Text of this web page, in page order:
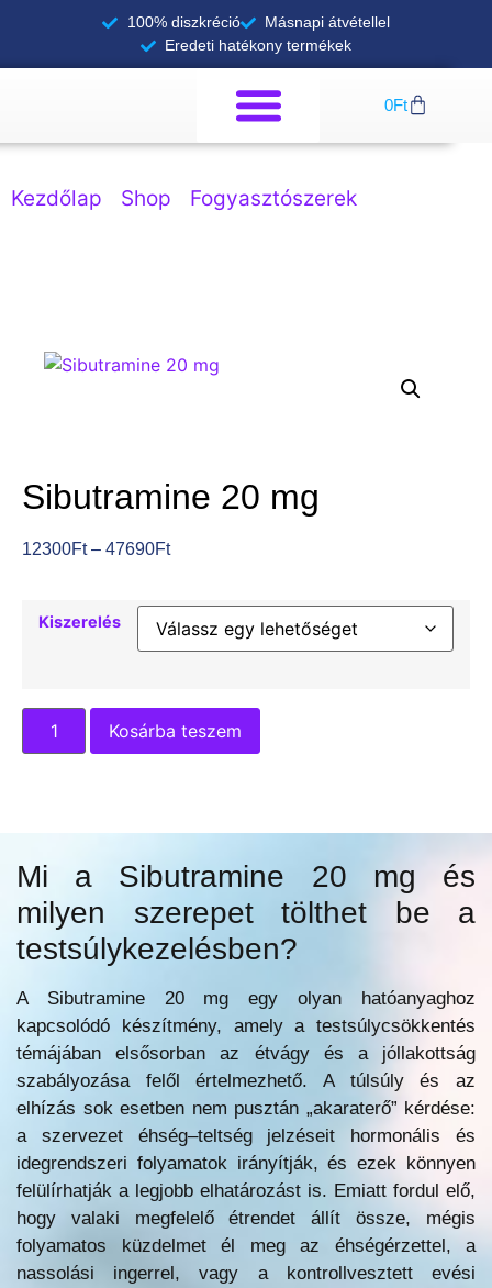
100% diszkréció
Másnapi átvétellel
Eredeti hatékony termékek
0Ft
Kezdőlap Shop Fogyasztószerek
Sibutramine 20 mg
12300Ft – 47690Ft
Kiszerelés
Kosárba teszem
Mi a Sibutramine 20 mg és
milyen szerepet tölthet be a
testsúlykezelésben?
A Sibutramine 20 mg egy olyan hatóanyaghoz
kapcsolódó készítmény, amely a testsúlycsökkentés
témájában elsősorban az étvágy és a jóllakottság
szabályozása felől értelmezhető. A túlsúly és az
elhízás sok esetben nem pusztán „akaraterő” kérdése:
a szervezet éhség–teltség jelzéseit hormonális és
idegrendszeri folyamatok irányítják, és ezek könnyen
felülírhatják a legjobb elhatározást is. Emiatt fordul elő,
hogy valaki megfelelő étrendet állít össze, mégis
folyamatos küzdelmet él meg az éhségérzettel, a
nassolási ingerrel, vagy a kontrollvesztett evési